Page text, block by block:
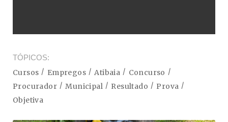
TÓPICOS
Cursos Empregos Atibaia
Concurso
Procurador
Municipal Resultado
Prova
Objetiva